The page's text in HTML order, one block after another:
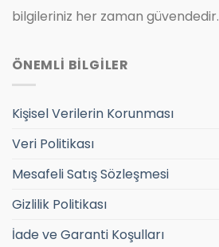
bilgileriniz her zaman güvendedir.
ÖNEMLİ BİLGİLER
Kişisel Verilerin Korunması
Veri Politikası
Mesafeli Satış Sözleşmesi
Gizlilik Politikası
İade ve Garanti Koşulları